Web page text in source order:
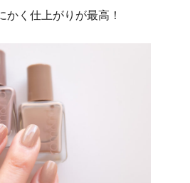
かく仕上がりが最高！